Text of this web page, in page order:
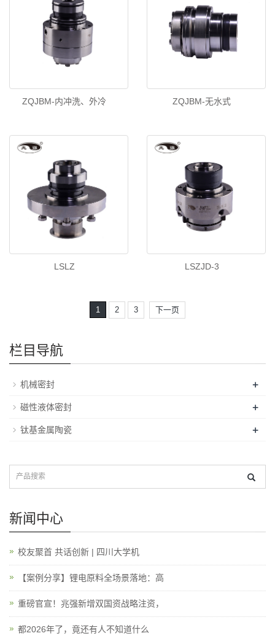
ZQJBM-内冲洗、外冷 ZQJBM-无水式
LSLZ LSZJD-3
1 2 3 下一页
栏目导航
机械密封 +
磁性液体密封 +
钛基金属陶瓷 +
新闻中心
校友聚首 共话创新 | 四川大学机
【案例分享】锂电原料全场景落地：高
重磅官宣！兆强新增双国资战略注资，
都2026年了，竟还有人不知道什么